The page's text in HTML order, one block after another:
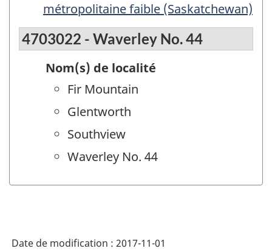
métropolitaine faible (Saskatchewan)
4703022 - Waverley No. 44
Nom(s) de localité
Fir Mountain
Glentworth
Southview
Waverley No. 44
Date de modification : 2017-11-01